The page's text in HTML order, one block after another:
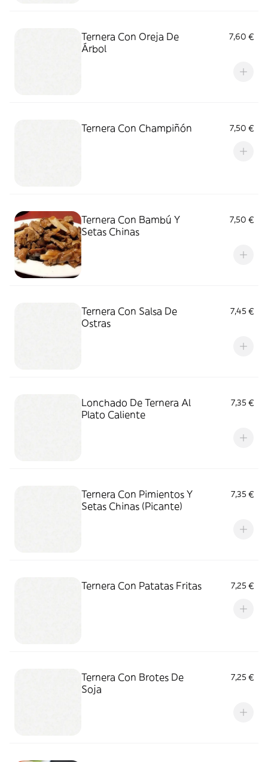
Ternera Con Oreja De
Árbol
7,60 €
Ternera Con Champiñón 7,50 €
Ternera Con Bambú Y
Setas Chinas
7,50 €
Ternera Con Salsa De
Ostras
7,45 €
Lonchado De Ternera Al
Plato Caliente
7,35 €
Ternera Con Pimientos Y
Setas Chinas (Picante)
7,35 €
Ternera Con Patatas Fritas 7,25 €
Ternera Con Brotes De
Soja
7,25 €